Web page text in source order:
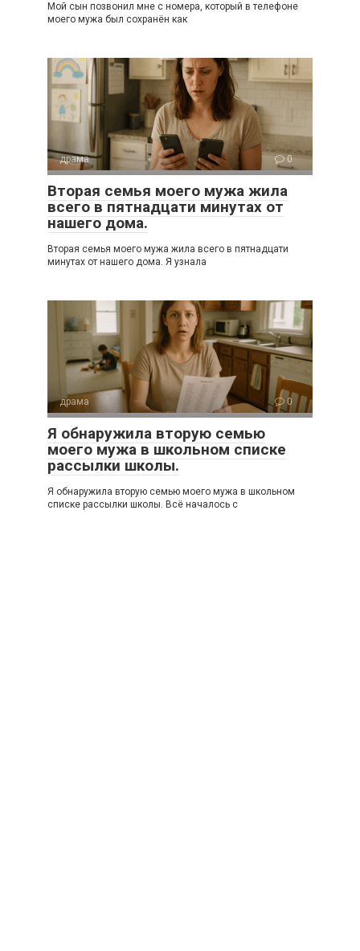
Мой сын позвонил мне с номера, который в телефоне
моего мужа был сохранён как
драма 0
Вторая семья моего мужа жила
всего в пятнадцати минутах от
нашего дома.
Вторая семья моего мужа жила всего в пятнадцати
минутах от нашего дома. Я узнала
драма 0
Я обнаружила вторую семью
моего мужа в школьном списке
рассылки школы.
Я обнаружила вторую семью моего мужа в школьном
списке рассылки школы. Всё началось с